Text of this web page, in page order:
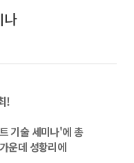
나
!
기술 세미나'에 총
운데 성황리에